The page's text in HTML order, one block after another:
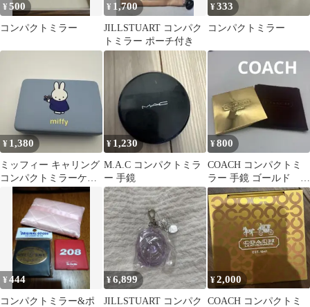
¥500
コンパクトミラー
¥ 1,700
JILLSTUART コンパク
トミラー ポーチ付き
¥333
コンパクトミラー
¥ 1,380
ミッフィー キャリング
コンパクトミラーケー
ス ミラー付き 小物入れ
¥ 1,230
M.A.C コンパクトミラ
ー 手鏡
¥800
COACH コンパクトミ
ラー 手鏡 ゴールド ケ
ース付き
¥444
コンパクトミラー&ポ
¥6,899
JILLSTUART コンパク
¥2,000
COACH コンパクトミ